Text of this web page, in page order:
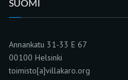
SUOMI
Annankatu 31-33 E 67
00100 Helsinki
toimisto[a]villakaro.org